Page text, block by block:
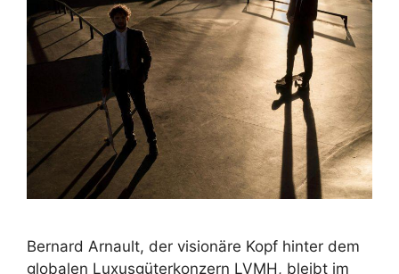
Bernard Arnault, der visionäre Kopf hinter dem
globalen Luxusgüterkonzern LVMH, bleibt im